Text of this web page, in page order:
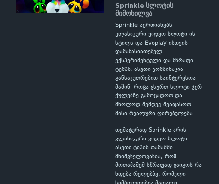
Sprinkle სლოტის
მიმოხილვა
Sprinkle აერთიანებს
კლასიკური ვიდეო სლოტი-ის
სტილს და Evoplay-ისთვის
დამახასიათებელ
ექსპერიმენტული და სწრაფი
ტემპს. ასეთი კომბინაცია
განსაკუთრებით საინტერესოა
მაშინ, როცა გსურთ სლოტი ჯერ
ქულებზე გამოცადოთ და
მხოლოდ შემდეგ შეაფასოთ
მისი რეალური ღირებულება.
თემატურად Sprinkle არის
კლასიკური ვიდეო სლოტი.
ასეთი ტიპის თამაშში
მნიშვნელოვანია, რომ
მოთამაშემ სწრაფად გაიგოს რა
ხდება რელებზე, რომელი